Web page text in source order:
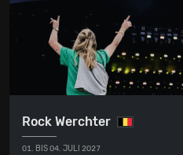
Rock Werchter
01. BIS 04. JULI 2027